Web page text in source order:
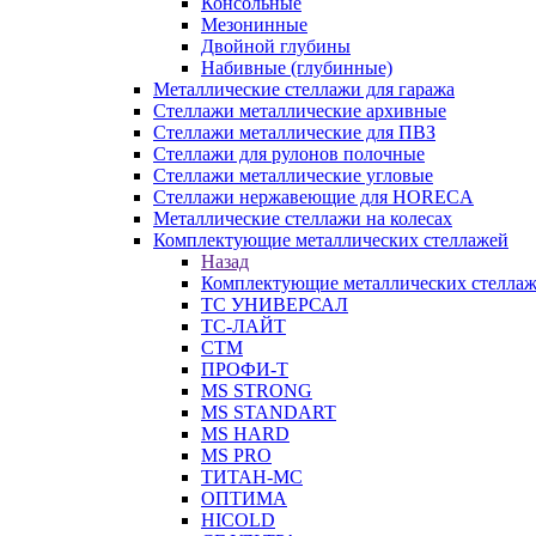
Мезонинные
Двойной глубины
Набивные (глубинные)
Металлические стеллажи для гаража
Стеллажи металлические архивные
Стеллажи металлические для ПВЗ
Стеллажи для рулонов полочные
Стеллажи металлические угловые
Стеллажи нержавеющие для HORECA
Металлические стеллажи на колесах
Комплектующие металлических стеллажей
Назад
Комплектующие металлических
ТС УНИВЕРСАЛ
ТС-ЛАЙТ
СТМ
ПРОФИ-Т
MS STRONG
MS STANDART
MS HARD
MS PRO
ТИТАН-МС
ОПТИМА
HICOLD